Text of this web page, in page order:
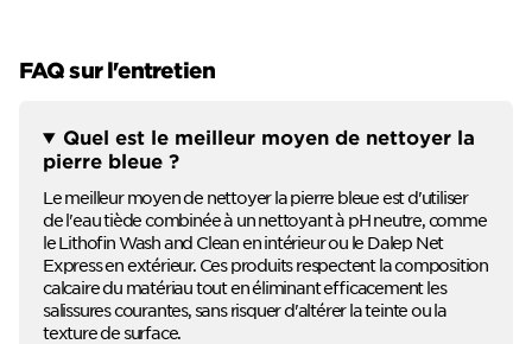
FAQ sur l'entretien
Quel est le meilleur moyen de nettoyer la
pierre bleue ?
Le meilleur moyen de nettoyer la pierre bleue est d'utiliser
de l'eau tiède combinée à un nettoyant à pH neutre, comme
le Lithofin Wash and Clean en intérieur ou le Dalep Net
Express en extérieur. Ces produits respectent la composition
calcaire du matériau tout en éliminant efficacement les
salissures courantes, sans risquer d'altérer la teinte ou la
texture de surface.